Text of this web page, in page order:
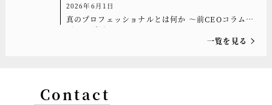
2026年6月1日
真のプロフェッショナルとは何か ～前CEOコラム
[もっと光を]vol.330
一覧を見る
Contact